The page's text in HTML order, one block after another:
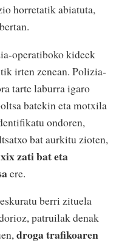
horretatik abiatuta,
operatiboko kideek
irten zenean. Polizia-
tarte laburra igaro
batekin eta motxila
ondoren,
bat aurkitu zioten,
zati bat eta
ere.
berri zituela
patruilak denak
droga trafikoaren